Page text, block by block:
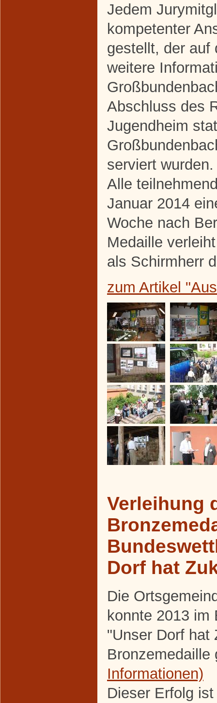
Jedem
kompetenter
gestellt, der auf
weitere
Abschluss des
Jugendheim
serviert wurden.
Alle
Januar 2014
Woche nach
Medaille
als Schirmherr
zum Artikel
Verleihung
Dorf hat
Die
konnte 2013 im
"Unser Dorf hat
Bronzemedaille
Informationen)
Dieser Erfolg